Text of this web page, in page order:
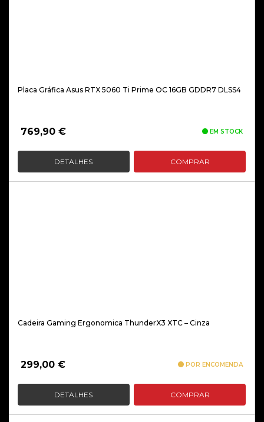
Placa Gráfica Asus RTX 5060 Ti Prime OC 16GB GDDR7 DLSS4
769,90 € EM STOCK
DETALHES COMPRAR
Cadeira Gaming Ergonomica ThunderX3 XTC – Cinza
299,00 € POR ENCOMENDA
DETALHES COMPRAR